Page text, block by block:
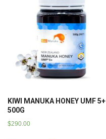
KIWI MANUKA HONEY UMF 5+
500G
$290.00